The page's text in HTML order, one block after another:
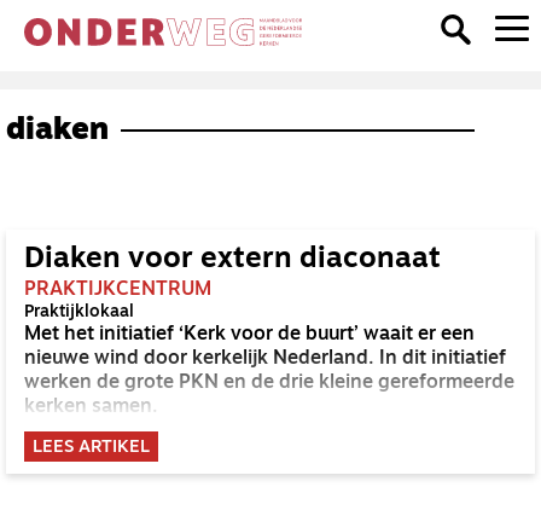
diaken
Diaken voor extern diaconaat
PRAKTIJKCENTRUM
Praktijklokaal
Met het initiatief ‘Kerk voor de buurt’ waait er een
nieuwe wind door kerkelijk Nederland. In dit initiatief
werken de grote PKN en de drie kleine gereformeerde
kerken samen.
LEES ARTIKEL